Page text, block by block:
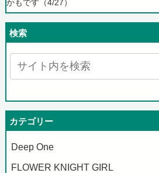
かもです（4/27）
検索
カテゴリー
Deep One
FLOWER KNIGHT GIRL